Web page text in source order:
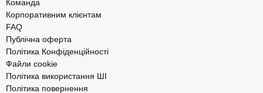
Команда
Корпоративним клієнтам
FAQ
Публічна оферта
Політика Конфіденційності
Файли cookie
Політика використання ШІ
Політика повернення